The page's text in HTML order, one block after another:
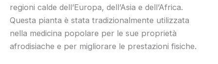
regioni calde dell’Europa, dell’Asia e dell’Africa.
Questa pianta è stata tradizionalmente utilizzata
nella medicina popolare per le sue proprietà
afrodisiache e per migliorare le prestazioni fisiche.